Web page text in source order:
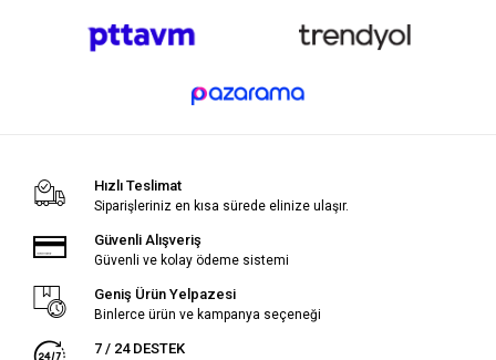
Hızlı Teslimat
Siparişleriniz en kısa sürede elinize ulaşır.
Güvenli Alışveriş
Güvenli ve kolay ödeme sistemi
Geniş Ürün Yelpazesi
Binlerce ürün ve kampanya seçeneği
7 / 24 DESTEK